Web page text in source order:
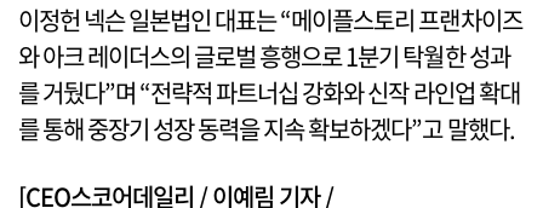
이정헌 넥슨 일본법인 대표는 “메이플스토리 프랜차이즈
와 아크 레이더스의 글로벌 흥행으로 1분기 탁월한 성과
를 거뒀다”며 “전략적 파트너십 강화와 신작 라인업 확대
를 통해 중장기 성장 동력을 지속 확보하겠다”고 말했다.
[CEO스코어데일리 / 이예림 기자 /